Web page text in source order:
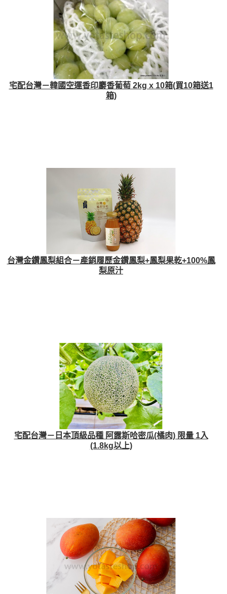
宅配台灣－韓國空運香印麝香葡萄 2kg x 10箱(買10箱送1
箱)
台灣金鑽鳳梨組合－產銷履歷金鑽鳳梨+鳳梨果乾+100%鳳
梨原汁
宅配台灣－日本頂級品種 阿露斯哈密瓜(橘肉) 限量 1入
(1.8kg以上)